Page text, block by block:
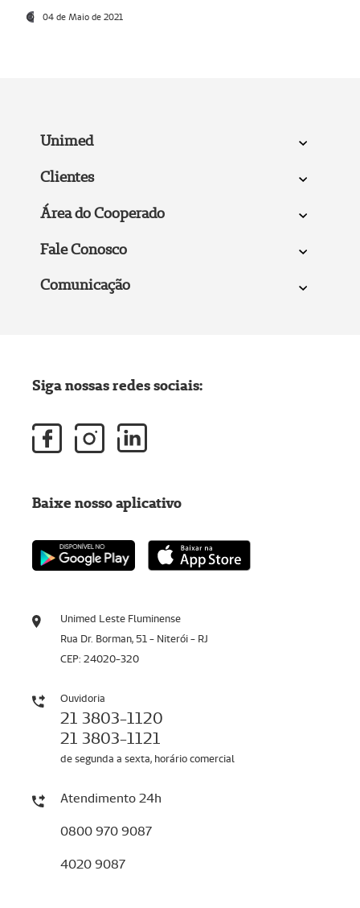
04 de Maio de 2021
Unimed
Clientes
Área do Cooperado
Fale Conosco
Comunicação
Unimed Leste Fluminense
Rua Dr. Borman, 51 - Niterói - RJ
CEP: 24020-320
Ouvidoria
21 3803-1120
21 3803-1121
de segunda a sexta, horário comercial
Atendimento 24h
0800 970 9087
4020 9087
Siga nossas redes sociais:
Baixe nosso aplicativo